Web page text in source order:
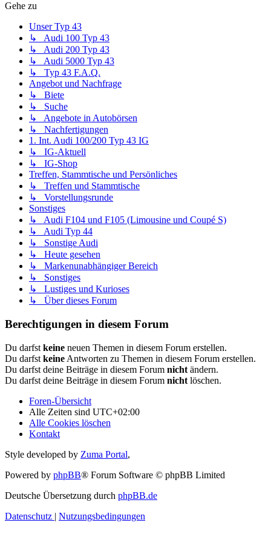
Gehe zu
Unser Typ 43
↳ Audi 100 Typ 43
↳ Audi 200 Typ 43
↳ Audi 5000 Typ 43
↳ Typ 43 F.A.Q.
Angebot und Nachfrage
↳ Biete
↳ Suche
↳ Angebote in Autobörsen
↳ Nachfertigungen
1. Int. Audi 100/200 Typ 43 IG
↳ IG-Aktuell
↳ IG-Shop
Treffen, Stammtische und Persönliches
↳ Treffen und Stammtische
↳ Vorstellungsrunde
Sonstiges
↳ Audi F104 und F105 (Limousine und Coupé S)
↳ Audi Typ 44
↳ Sonstige Audi
↳ Heute gesehen
↳ Markenunabhängiger Bereich
↳ Sonstiges
↳ Lustiges und Kurioses
↳ Über dieses Forum
Berechtigungen in diesem Forum
Du darfst keine neuen Themen in diesem Forum erstellen.
Du darfst keine Antworten zu Themen in diesem Forum erstellen.
Du darfst deine Beiträge in diesem Forum nicht ändern.
Du darfst deine Beiträge in diesem Forum nicht löschen.
Foren-Übersicht
Alle Zeiten sind UTC+02:00
Alle Cookies löschen
Kontakt
Style developed by Zuma Portal,
Powered by phpBB® Forum Software © phpBB Limited
Deutsche Übersetzung durch phpBB.de
Datenschutz | Nutzungsbedingungen